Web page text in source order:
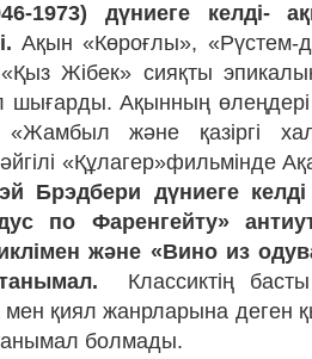
1973) дүниеге келді-
Ақын «Көроғлы», «Рүстем-
Жібек» сияқты
Ақынның өлеңдері
және қазіргі
«Құлагер»фильмінде
Брэдбери дүниеге келді
по Фаренгейту»
және «Вино из
Классиктің
қиял жанрларына деген
болмады.